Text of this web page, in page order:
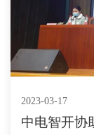
2023-03-17
中电智开协